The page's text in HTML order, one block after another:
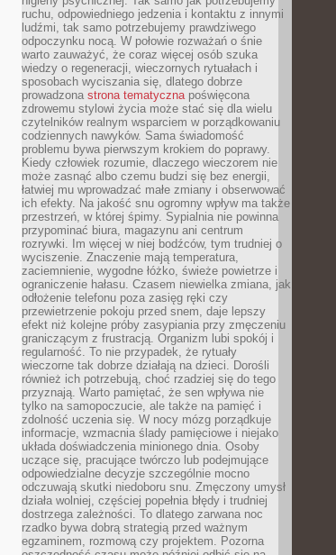
ruchu, odpowiedniego jedzenia i kontaktu z innymi
ludźmi, tak samo potrzebujemy prawdziwego
odpoczynku nocą. W połowie rozważań o śnie
warto zauważyć, że coraz więcej osób szuka
wiedzy o regeneracji, wieczornych rytuałach i
sposobach wyciszania się, dlatego dobrze
prowadzona strona tematycznapoświęcona
zdrowemu stylowi życia może stać się dla wielu
czytelników realnym wsparciem w porządkowaniu
codziennych nawyków. Sama świadomość
problemu bywa pierwszym krokiem do poprawy.
Kiedy człowiek rozumie, dlaczego wieczorem nie
może zasnąć albo czemu budzi się bez energii,
łatwiej mu wprowadzać małe zmiany i obserwować
ich efekty. Na jakość snu ogromny wpływ ma także
przestrzeń, w której śpimy. Sypialnia nie powinna
przypominać biura, magazynu ani centrum
rozrywki. Im więcej w niej bodźców, tym trudniej o
wyciszenie. Znaczenie mają temperatura,
zaciemnienie, wygodne łóżko, świeże powietrze i
ograniczenie hałasu. Czasem niewielka zmiana, jak
odłożenie telefonu poza zasięg ręki czy
przewietrzenie pokoju przed snem, daje lepszy
efekt niż kolejne próby zasypiania przy zmęczeniu
graniczącym z frustracją. Organizm lubi spokój i
regularność. To nie przypadek, że rytuały
wieczorne tak dobrze działają na dzieci. Dorośli
również ich potrzebują, choć rzadziej się do tego
przyznają. Warto pamiętać, że sen wpływa nie
tylko na samopoczucie, ale także na pamięć i
zdolność uczenia się. W nocy mózg porządkuje
informacje, wzmacnia ślady pamięciowe i niejako
układa doświadczenia minionego dnia. Osoby
uczące się, pracujące twórczo lub podejmujące
odpowiedzialne decyzje szczególnie mocno
odczuwają skutki niedoboru snu. Zmęczony umysł
działa wolniej, częściej popełnia błędy i trudniej
dostrzega zależności. To dlatego zarwana noc
rzadko bywa dobrą strategią przed ważnym
egzaminem, rozmową czy projektem. Pozorna